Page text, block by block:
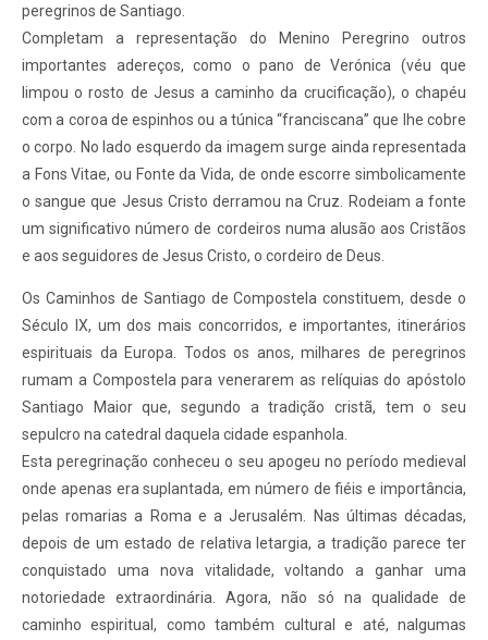
peregrinos de Santiago.
Completam a representação do Menino Peregrino outros
importantes adereços, como o pano de Verónica (véu que
limpou o rosto de Jesus a caminho da crucificação), o chapéu
com a coroa de espinhos ou a túnica “franciscana” que lhe cobre
o corpo. No lado esquerdo da imagem surge ainda representada
a Fons Vitae, ou Fonte da Vida, de onde escorre simbolicamente
o sangue que Jesus Cristo derramou na Cruz. Rodeiam a fonte
um significativo número de cordeiros numa alusão aos Cristãos
e aos seguidores de Jesus Cristo, o cordeiro de Deus.
Os Caminhos de Santiago de Compostela constituem, desde o
Século IX, um dos mais concorridos, e importantes, itinerários
espirituais da Europa. Todos os anos, milhares de peregrinos
rumam a Compostela para venerarem as relíquias do apóstolo
Santiago Maior que, segundo a tradição cristã, tem o seu
sepulcro na catedral daquela cidade espanhola.
Esta peregrinação conheceu o seu apogeu no período medieval
onde apenas era suplantada, em número de fiéis e importância,
pelas romarias a Roma e a Jerusalém. Nas últimas décadas,
depois de um estado de relativa letargia, a tradição parece ter
conquistado uma nova vitalidade, voltando a ganhar uma
notoriedade extraordinária. Agora, não só na qualidade de
caminho espiritual, como também cultural e até, nalgumas